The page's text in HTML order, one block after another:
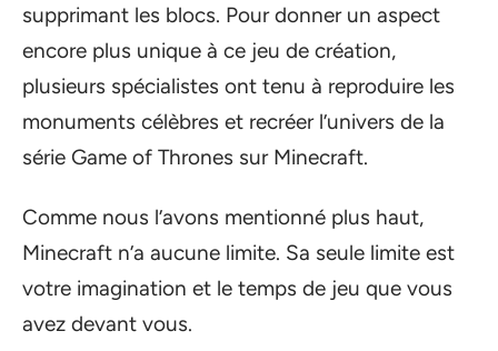
supprimant les blocs. Pour donner un aspect
encore plus unique à ce jeu de création,
plusieurs spécialistes ont tenu à reproduire les
monuments célèbres et recréer l’univers de la
série Game of Thrones sur Minecraft.
Comme nous l’avons mentionné plus haut,
Minecraft n’a aucune limite. Sa seule limite est
votre imagination et le temps de jeu que vous
avez devant vous.